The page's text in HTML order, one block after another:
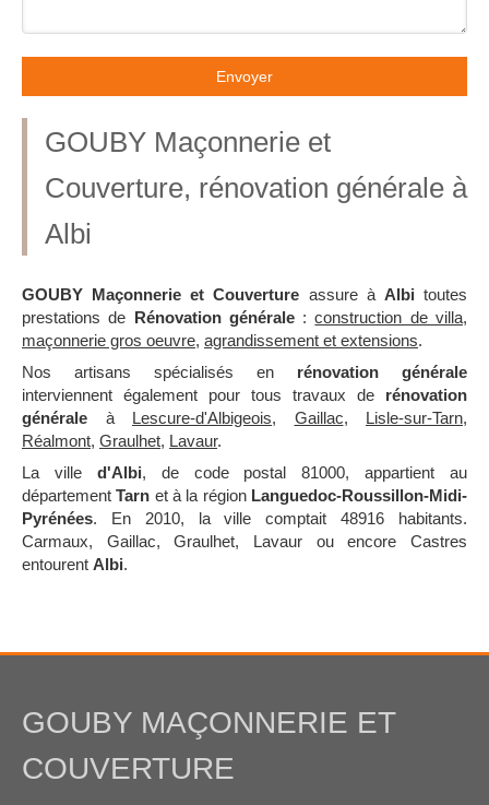
Envoyer
GOUBY Maçonnerie et
Couverture, rénovation générale à
Albi
GOUBY Maçonnerie et Couverture assure à Albi toutes
prestations de Rénovation générale:construction de villa,
maçonnerie gros oeuvre, agrandissement et extensions.
Nos artisans spécialisés en rénovation générale
interviennent également pour tous travaux de rénovation
générale à Lescure-d'Albigeois, Gaillac, Lisle-sur-Tarn,
Réalmont, Graulhet, Lavaur.
La villed'Albi, de code postal 81000, appartient au
départementTarn et à la région Languedoc-Roussillon-Midi-
Pyrénées. En 2010, la ville comptait 48916 habitants.
Carmaux, Gaillac, Graulhet, Lavaur ou encore Castres
entourent Albi.
GOUBY MAÇONNERIE ET
COUVERTURE